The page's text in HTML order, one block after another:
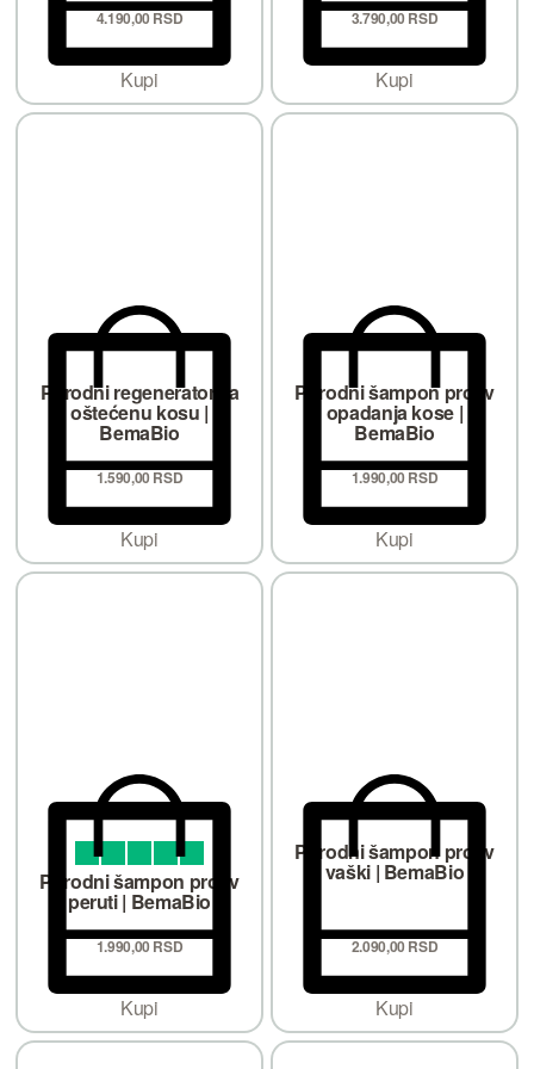
4.190,00RSD
Kupi
3.790,00RSD
Kupi
Prirodni regenerator za
oštećenu kosu |
BemaBio
1.590,00RSD
Kupi
Prirodni šampon protiv
opadanja kose |
BemaBio
1.990,00RSD
Kupi
Ocenjeno sa
Prirodni šampon protiv
peruti | BemaBio
1.990,00RSD
Kupi
Prirodni šampon protiv
vaški | BemaBio
2.090,00RSD
Kupi